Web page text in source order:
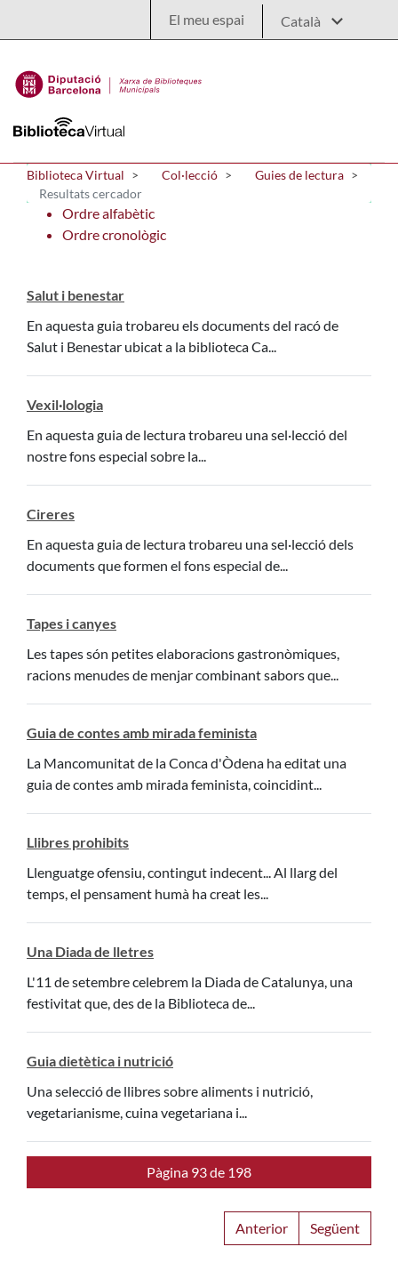
El meu espai
Biblioteca Virtual Col·lecció
Guies de lectura
Resultats cercador
Ordre alfabètic
Ordre cronològic
Salut i benestar
En aquesta guia trobareu els documents del racó de
Salut i Benestar ubicat a la biblioteca Ca...
Vexil·lologia
En aquesta guia de lectura trobareu una sel·lecció del
nostre fons especial sobre la...
Cireres
En aquesta guia de lectura trobareu una sel·lecció dels
documents que formen el fons especial de...
Tapes i canyes
Les tapes són petites elaboracions gastronòmiques,
racions menudes de menjar combinant sabors que...
Guia de contes amb mirada feminista
La Mancomunitat de la Conca d'Òdena ha editat una
guia de contes amb mirada feminista, coincidint...
Llibres prohibits
Llenguatge ofensiu, contingut indecent... Al llarg del
temps, el pensament humà ha creat les...
Una Diada de lletres
L'11 de setembre celebrem la Diada de Catalunya, una
festivitat que, des de la Biblioteca de...
Guia dietètica i nutrició
Una selecció de llibres sobre aliments i nutrició,
vegetarianisme, cuina vegetariana i...
Pàgina 93 de 198
Anterior Següent